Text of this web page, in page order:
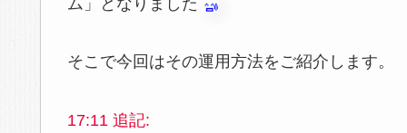
そこで今回はその運用方法をご紹介します。
17:11 追記: